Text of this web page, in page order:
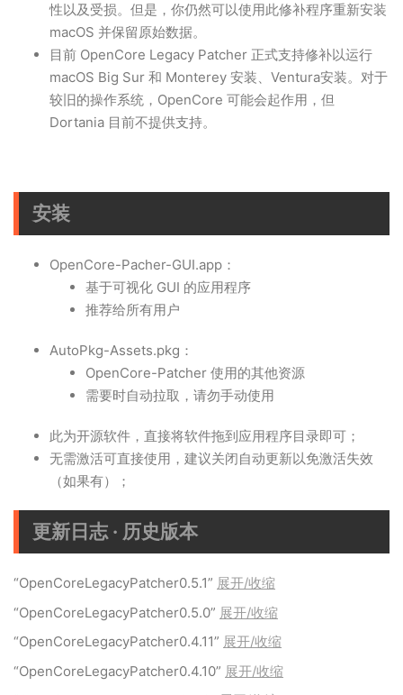
性以及受损。但是，你仍然可以使用此修补程序重新安装
macOS 并保留原始数据。
目前 OpenCore Legacy Patcher 正式支持修补以运行
macOS Big Sur 和 Monterey 安装、Ventura安装。对于
较旧的操作系统，OpenCore 可能会起作用，但
Dortania 目前不提供支持。
安装
OpenCore-Pacher-GUI.app：
基于可视化 GUI 的应用程序
推荐给所有用户
AutoPkg-Assets.pkg：
OpenCore-Patcher 使用的其他资源
需要时自动拉取，请勿手动使用
此为开源软件，直接将软件拖到应用程序目录即可；
无需激活可直接使用，建议关闭自动更新以免激活失效
（如果有）；
更新日志 · 历史版本
“OpenCoreLegacyPatcher0.5.1” 展开/收缩
“OpenCoreLegacyPatcher0.5.0” 展开/收缩
“OpenCoreLegacyPatcher0.4.11” 展开/收缩
“OpenCoreLegacyPatcher0.4.10” 展开/收缩